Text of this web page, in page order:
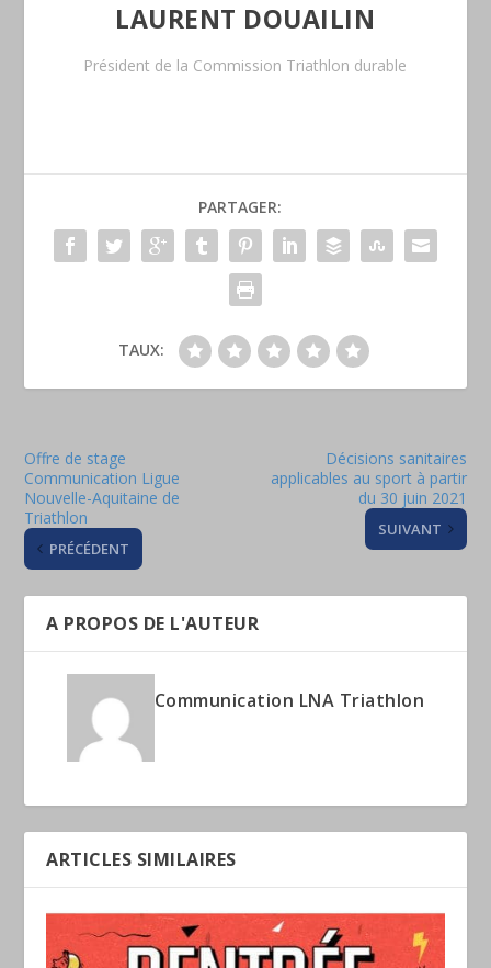
LAURENT DOUAILIN
Président de la Commission Triathlon durable
PARTAGER:
TAUX:
Offre de stage
Communication Ligue
Nouvelle-Aquitaine de
Triathlon
PRÉCÉDENT
Décisions sanitaires
applicables au sport à partir
du 30 juin 2021
SUIVANT
A PROPOS DE L'AUTEUR
Communication LNA Triathlon
ARTICLES SIMILAIRES